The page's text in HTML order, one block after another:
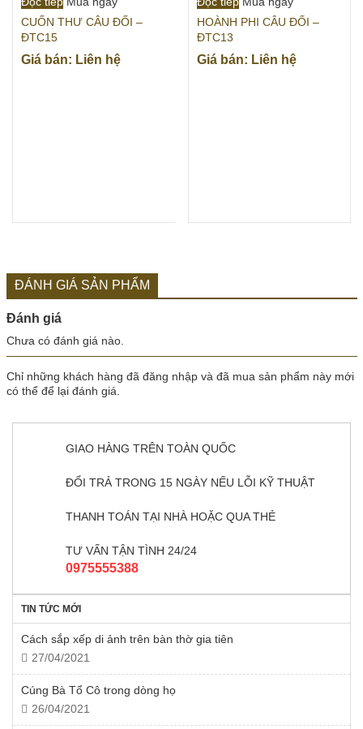
CUỐN THƯ CÂU ĐỐI –
ĐTC15
Giá bán: Liên hệ
HOÀNH PHI CÂU ĐỐI –
ĐTC13
Giá bán: Liên hệ
ĐÁNH GIÁ SẢN PHẨM
Đánh giá
Chưa có đánh giá nào.
Chỉ những khách hàng đã đăng nhập và đã mua sản phẩm này mới
có thể để lại đánh giá.
GIAO HÀNG TRÊN TOÀN QUỐC
ĐỔI TRẢ TRONG 15 NGÀY NẾU LỖI KỸ THUẬT
THANH TOÁN TẠI NHÀ HOẶC QUA THẺ
TƯ VẤN TẬN TÌNH 24/24
0975555388
TIN TỨC MỚI
Cách sắp xếp di ảnh trên bàn thờ gia tiên
27/04/2021
Cúng Bà Tổ Cô trong dòng họ
26/04/2021